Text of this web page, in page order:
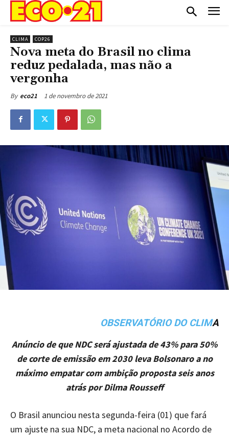
CLIMA COP26
Nova meta do Brasil no clima
reduz pedalada, mas não a
vergonha
By eco21 1 de novembro de 2021
OBSERVATÓRIO DO CLIMA
Anúncio de que NDC será ajustada de 43% para 50%
de corte de emissão em 2030 leva Bolsonaro a no
máximo empatar com ambição proposta seis anos
atrás por Dilma Rousseff
O Brasil anunciou nesta segunda-feira (01) que fará
um ajuste na sua NDC, a meta nacional no Acordo de